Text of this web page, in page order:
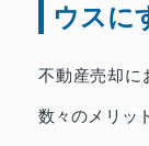
ウスに
不動産売却に
数々のメリッ